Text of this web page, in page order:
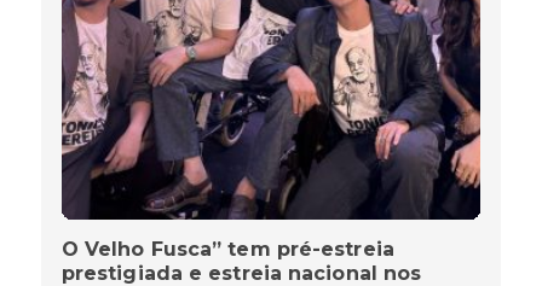
O Velho Fusca” tem pré-estreia
prestigiada e estreia nacional nos